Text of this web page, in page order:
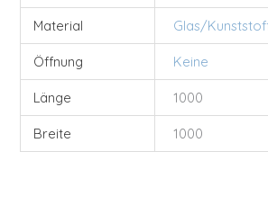
Material Glas/
Öffnung Keine
Länge 1000
Breite 1000